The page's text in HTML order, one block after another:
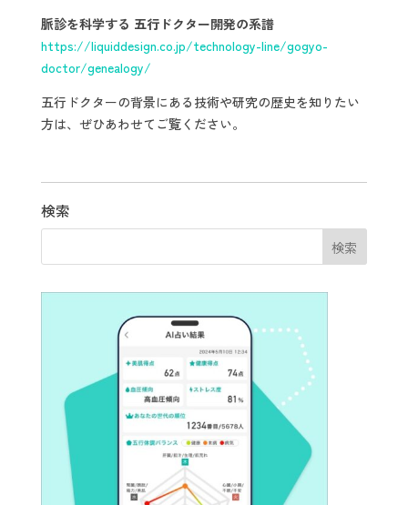
脈診を科学する 五行ドクター開発の系譜
https://liquiddesign.co.jp/technology-line/gogyo-
doctor/genealogy/
五行ドクターの背景にある技術や研究の歴史を知りたい
方は、ぜひあわせてご覧ください。
検索